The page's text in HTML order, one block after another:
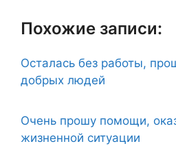
Похожие записи:
Осталась без работы,
добрых людей
Очень прошу помощи,
жизненной ситуации